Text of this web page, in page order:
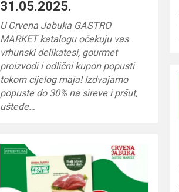
31.05.2025.
U Crvena Jabuka GASTRO
MARKET katalogu očekuju vas
vrhunski delikatesi, gourmet
proizvodi i odlični kupon popusti
tokom cijelog maja! Izdvajamo
popuste do 30% na sireve i pršut,
uštede…